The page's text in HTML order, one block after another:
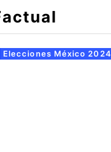
Elecciones México 2024